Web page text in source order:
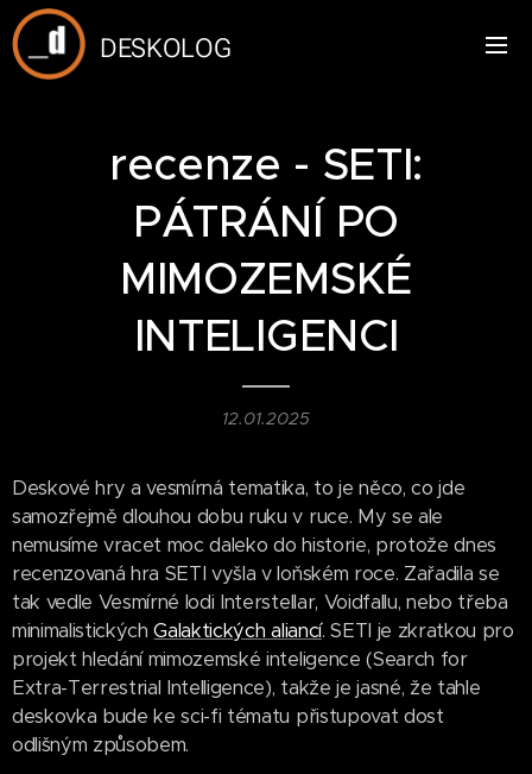
DESKOLOG
recenze - SETI:
PÁTRÁNÍ PO
MIMOZEMSKÉ
INTELIGENCI
12.01.2025
Deskové hry a vesmírná tematika, to je něco, co jde
samozřejmě dlouhou dobu ruku v ruce. My se ale
nemusíme vracet moc daleko do historie, protože dnes
recenzovaná hra SETI vyšla v loňském roce. Zařadila se
tak vedle Vesmírné lodi Interstellar, Voidfallu, nebo třeba
minimalistickýchGalaktických aliancí. SETI je zkratkou pro
projekt hledání mimozemské inteligence (Search for
Extra-Terrestrial Intelligence), takže je jasné, že tahle
deskovka bude ke sci-fi tématu přistupovat dost
odlišným způsobem.